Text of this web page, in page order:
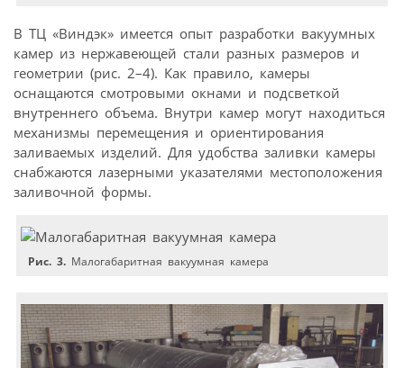
В ТЦ «Виндэк» имеется опыт разработки вакуумных
камер из нержавеющей стали разных размеров и
геометрии (рис. 2–4). Как правило, камеры
оснащаются смотровыми окнами и подсветкой
внутреннего объема. Внутри камер могут находиться
механизмы перемещения и ориентирования
заливаемых изделий. Для удобства заливки камеры
снабжаются лазерными указателями местоположения
заливочной формы.
Рис. 3. Малогабаритная вакуумная камера